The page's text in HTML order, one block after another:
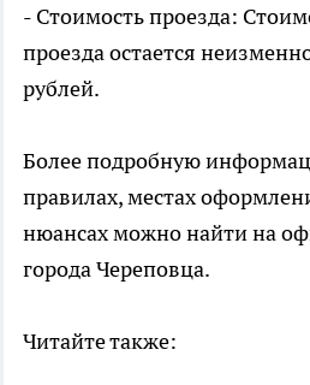
- Стоимость проезда:
проезда остается
рублей.
Более подробную
правилах, местах
нюансах можно найти на
города Череповца.
Читайте также: